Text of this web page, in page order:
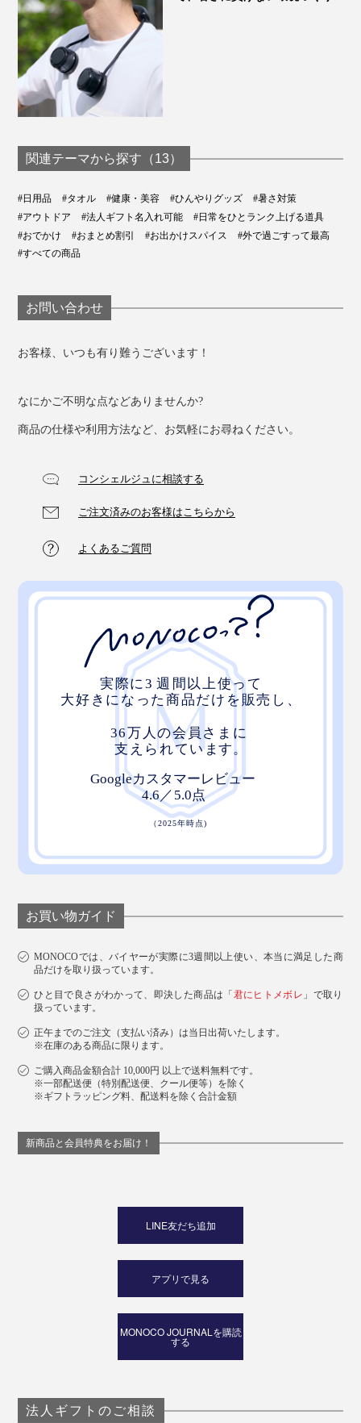
関連テーマから探す（13）
#日用品 #タオル #健康・美容 #ひんやりグッズ
#暑さ対策
#アウトドア
#法人ギフト名入れ可能
#日常をひとランク上げる道具
#おでかけ
#おまとめ割引 #お出かけスパイス
#外で過ごすって最高
#すべての商品
お問い合わせ
お客様、いつも有り難うございます！
なにかご不明な点などありませんか?
商品の仕様や利用方法など、お気軽にお尋ねください。
コンシェルジュに相談する
ご注文済みのお客様はこちらから
よくあるご質問
お買い物ガイド
MONOCOでは、バイヤーが実際に3週間以上使い、本当に満足した商
品だけを取り扱っています。
ひと目で良さがわかって、即決した商品は「 君にヒトメボレ 」で取り
扱っています。
正午までのご注文（支払い済み）は当日出荷いたします。
※在庫のある商品に限ります。
ご購入商品金額合計 10,000円 以上で送料無料です。
※一部配送便（特別配送便、クール便等）を除く
※ギフトラッピング料、配送料を除く合計金額
新商品と会員特典をお届け！
LINE友だち追加
アプリで見る
MONOCO JOURNALを購読
する
法人ギフトのご相談